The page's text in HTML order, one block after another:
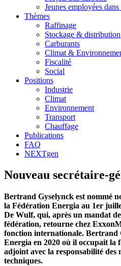
Jeunes employées
Thèmes
Raffinage
Stockage & distribution
Carburants
Climat &
Fiscalité
Social
Positions
Industrie
Climat
Environnement
Transport
Chauffage
Publications
FAQ
NEXTgen
Nouveau secrétaire-
Bertrand Gyselynck est nommé
la Fédération Energia au 1er
De Wulf, qui, après un mandat
fédération, retourne chez
fonction internationale. Bertrand
Energia en 2020 où il occupait la
adjoint avec la responsabilité des
techniques.